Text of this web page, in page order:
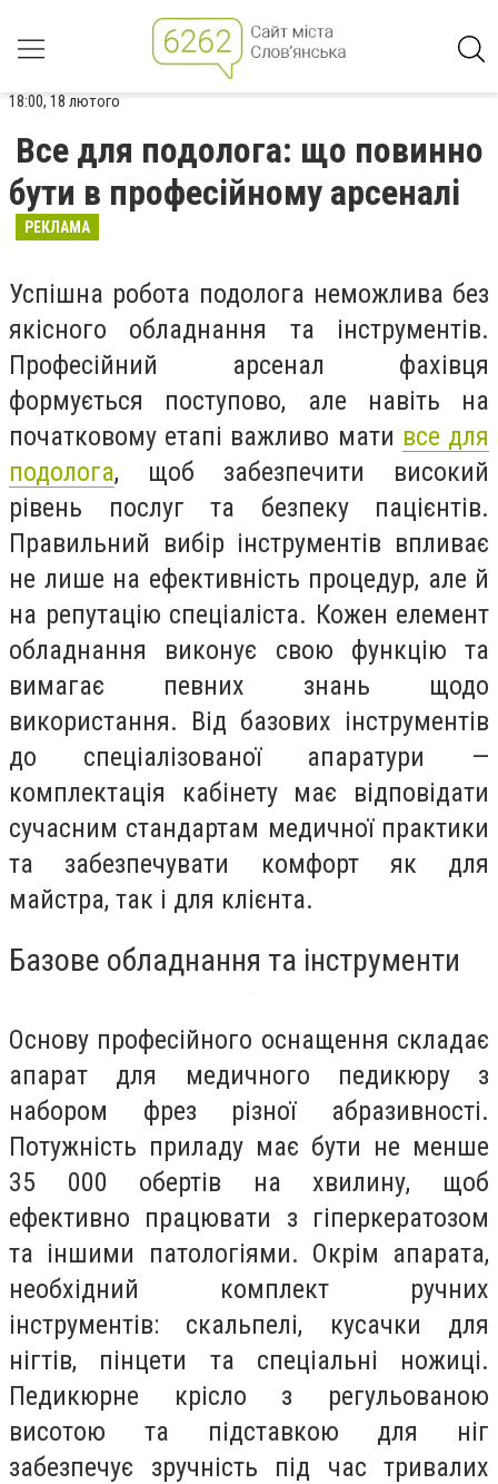
18:00, 18 лютого
Все для подолога: що повинно
бути в професійному арсеналі
РЕКЛАМА
Успішна робота подолога неможлива без
якісного обладнання та інструментів.
Професійний арсенал фахівця
формується поступово, але навіть на
початковому етапі важливо мати все для
подолога, щоб забезпечити високий
рівень послуг та безпеку пацієнтів.
Правильний вибір інструментів впливає
не лише на ефективність процедур, але й
на репутацію спеціаліста. Кожен елемент
обладнання виконує свою функцію та
вимагає певних знань щодо
використання. Від базових інструментів
до спеціалізованої апаратури —
комплектація кабінету має відповідати
сучасним стандартам медичної практики
та забезпечувати комфорт як для
майстра, так і для клієнта.
Базове обладнання та інструменти
Основу професійного оснащення складає
апарат для медичного педикюру з
набором фрез різної абразивності.
Потужність приладу має бути не менше
35 000 обертів на хвилину, щоб
ефективно працювати з гіперкератозом
та іншими патологіями. Окрім апарата,
необхідний комплект ручних
інструментів: скальпелі, кусачки для
нігтів, пінцети та спеціальні ножиці.
Педикюрне крісло з регульованою
висотою та підставкою для ніг
забезпечує зручність під час тривалих